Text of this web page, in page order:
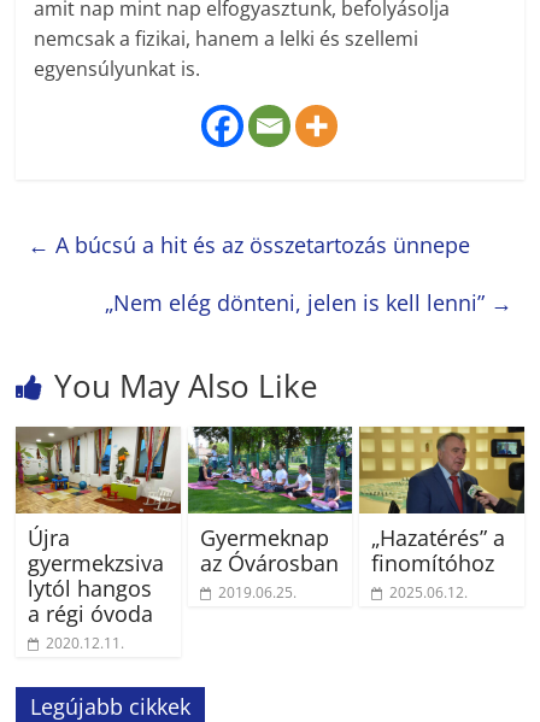
amit nap mint nap elfogyasztunk, befolyásolja
nemcsak a fizikai, hanem a lelki és szellemi
egyensúlyunkat is.
← A búcsú a hit és az összetartozás ünnepe
„Nem elég dönteni, jelen is kell lenni” →
You May Also Like
Újra
gyermekzsiva
lytól hangos
a régi óvoda
2020.12.11.
Gyermeknap
az Óvárosban
2019.06.25.
„Hazatérés” a
finomítóhoz
2025.06.12.
Legújabb cikkek